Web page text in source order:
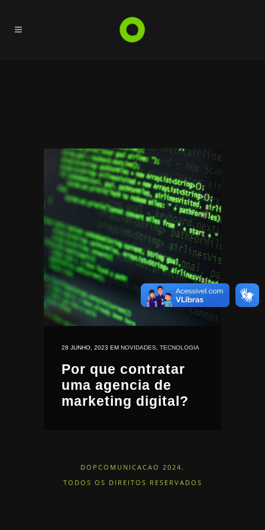
28 JUNHO, 2023 EM NOVIDADES TECNOLOGIA
Por que contratar
uma agencia de
marketing digital?
DOPCOMUNICACAO 2024.
TODOS OS DIREITOS RESERVADOS